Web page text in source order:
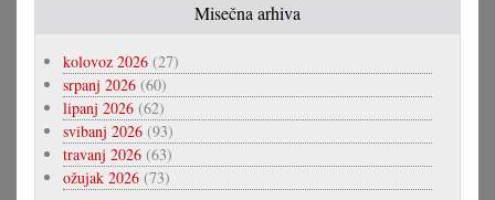
Misečna arhiva
kolovoz 2026 (27)
srpanj 2026 (60)
lipanj 2026 (62)
svibanj 2026 (93)
travanj 2026 (63)
ožujak 2026 (73)